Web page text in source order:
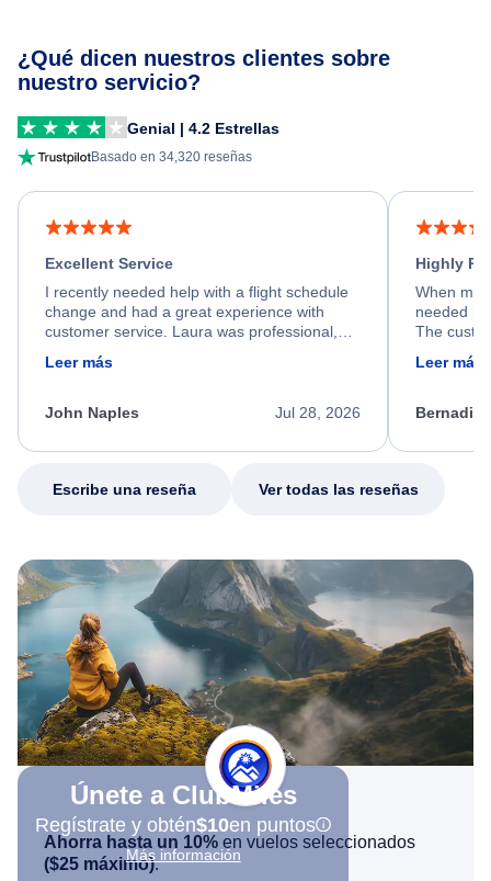
¿Qué dicen nuestros clientes sobre
nuestro servicio?
Genial | 4.2 Estrellas
Basado en 34,320 reseñas
Excellent Service
I recently needed help with a flight schedule
change and had a great experience with
customer service. Laura was professional,
friendly, and very helpful throughout the
process. She quickly found a solution and
appreciate her excellent service.
Leer más
Jul 28, 2026
John Naples
Highly
When my
needed
The
calm,
my issue.
Leer más
Escribe una reseña Ver todas las reseñas
Únete a ClubMiles
Regístrate y obtén$10en puntos
Más información
Ahorra hasta un 10% en vuelos seleccionados
($25 máximo).